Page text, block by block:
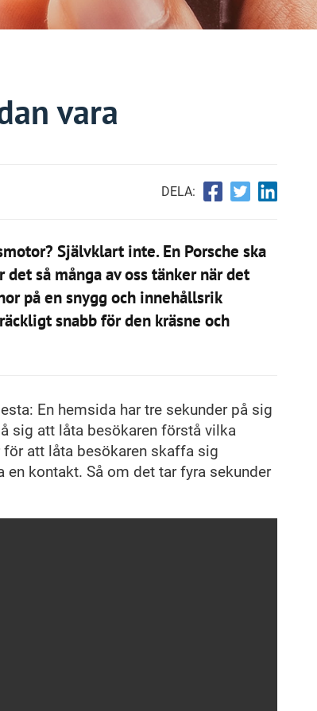
vara
DELA:
Självklart inte. En Porsche ska
så många av oss tänker när det
på en snygg och innehållsrik
snabb för den kräsne och
En hemsida har tre sekunder på sig
sig att låta besökaren förstå vilka
att låta besökaren skaffa sig
kontakt. Så om det tar fyra sekunder